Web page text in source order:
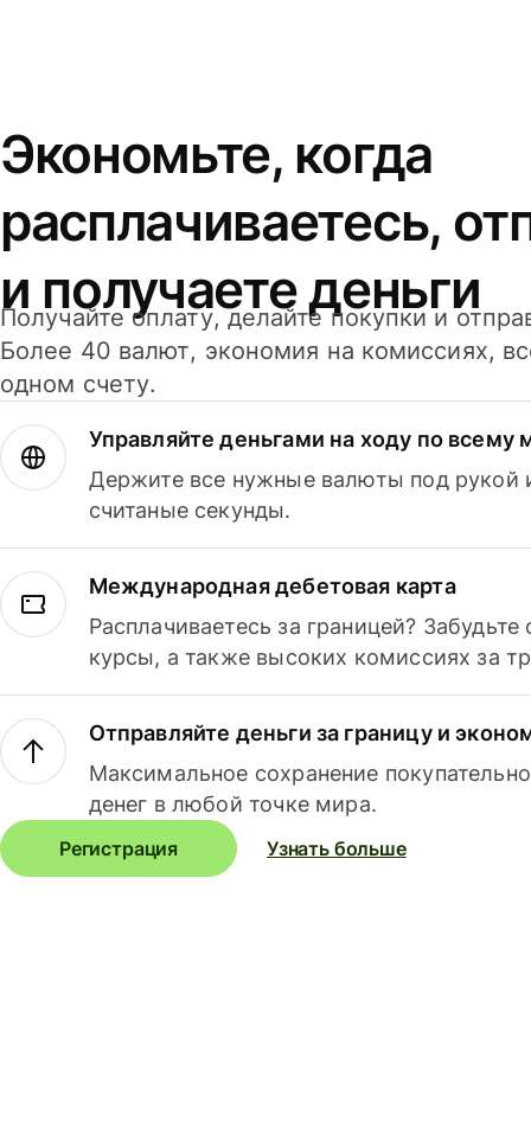
Экономьте, когда
расплачиваетесь,
и получаете деньги
Получайте оплату, делайте покупки и
Более 40 валют, экономия на комиссиях,
одном счету.
Управляйте деньгами на ходу по всему
Держите все нужные валюты под рукой
считаные секунды.
Международная дебетовая карта
Расплачиваетесь за границей?
курсы, а также высоких комиссиях за
Отправляйте деньги за границу и
Максимальное сохранение
денег в любой точке мира.
Регистрация Узнать больше